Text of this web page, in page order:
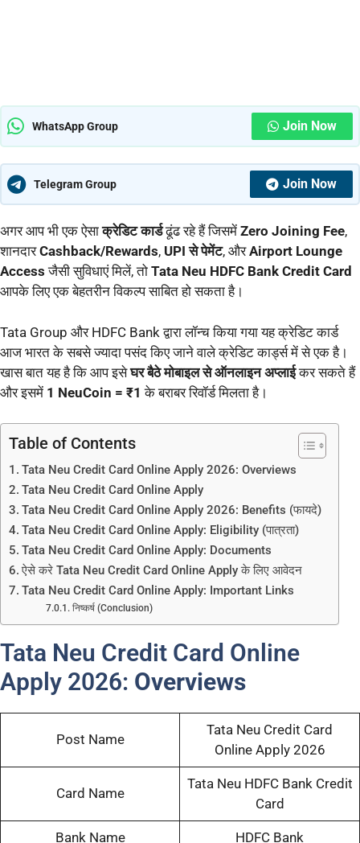
WhatsApp Group Join Now
Telegram Group Join Now
अगर आप भी एक ऐसाक्रेडिट कार्डढूंढ रहे हैं जिसमें Zero Joining Fee,
शानदारCashback/Rewards, UPI से पेमेंट, औरAirport Lounge
Access जैसी सुविधाएं मिलें, तो Tata Neu HDFC Bank Credit Card
आपके लिए एक बेहतरीन विकल्प साबित हो सकता है।
Tata Group और HDFC Bank द्वारा लॉन्च किया गया यह क्रेडिट कार्ड
आज भारत के सबसे ज्यादा पसंद किए जाने वाले क्रेडिट कार्ड्स में से एक है।
खास बात यह है कि आप इसेघर बैठे मोबाइल से ऑनलाइन अप्लाईकर सकते हैं
और इसमें 1 NeuCoin = ₹1 के बराबर रिवॉर्ड मिलता है।
Table of Contents
Tata Neu Credit Card Online Apply 2026: Overviews
Tata Neu Credit Card Online Apply
Tata Neu Credit Card Online Apply 2026: Benefits (फायदे)
Tata Neu Credit Card Online Apply: Eligibility (पात्रता)
Tata Neu Credit Card Online Apply: Documents
ऐसे करे Tata Neu Credit Card Online Apply के लिए आवेदन
Tata Neu Credit Card Online Apply: Important Links
निष्कर्ष (Conclusion)
Tata Neu Credit Card Online
Apply 2026: Overviews
Post Name
Tata Neu Credit Card
Online Apply 2026
Card Name
Tata Neu HDFC Bank Credit
Card
Bank Name HDFC Bank